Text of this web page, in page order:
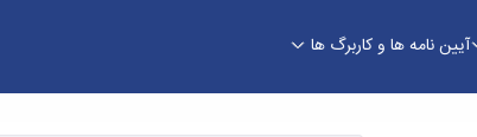
آیین نامه ها و کاربرگ ها